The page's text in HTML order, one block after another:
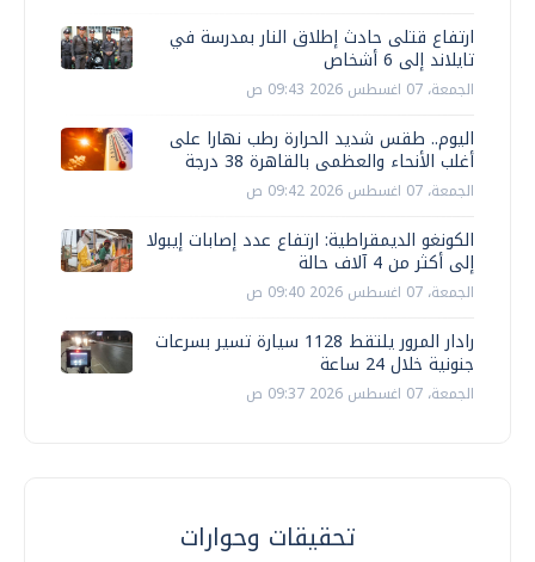
ارتفاع قتلى حادث إطلاق النار بمدرسة في
تايلاند إلى 6 أشخاص
الجمعة، 07 اغسطس 2026 09:43 ص
اليوم.. طقس شديد الحرارة رطب نهارا على
أغلب الأنحاء والعظمى بالقاهرة 38 درجة
الجمعة، 07 اغسطس 2026 09:42 ص
الكونغو الديمقراطية: ارتفاع عدد إصابات إيبولا
إلى أكثر من 4 آلاف حالة
الجمعة، 07 اغسطس 2026 09:40 ص
رادار المرور يلتقط 1128 سيارة تسير بسرعات
جنونية خلال 24 ساعة
الجمعة، 07 اغسطس 2026 09:37 ص
تحقيقات وحوارات